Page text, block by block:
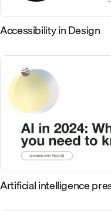
Accessibility in Design
Artificial intelligence